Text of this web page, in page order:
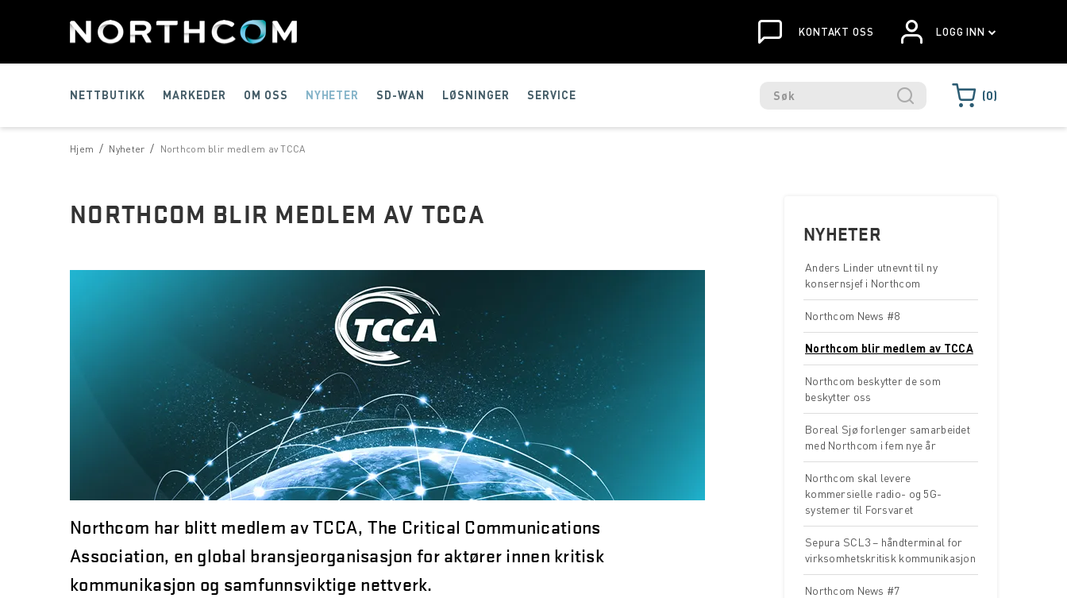
KONTAKT OSS LOGG INN
NETTBUTIKK MARKEDER OM OSS NYHETER SD-WAN LØSNINGER SERVICE 0
/
Hjem /
Nyheter Northcom blir medlem av TCCA
NYHETER
Anders Linder utnevnt til ny
konsernsjef i Northcom
Northcom News #8
Northcom blir medlem av TCCA
Northcom beskytter de som
beskytter oss
Boreal Sjø forlenger samarbeidet
med Northcom i fem nye år
Northcom skal levere
kommersielle radio- og 5G-
systemer til Forsvaret
Sepura SCL3 – håndterminal for
virksomhetskritisk kommunikasjon
Northcom News #7
NORTHCOM BLIR MEDLEM AV TCCA
Northcom har blitt medlem av TCCA, The Critical Communications
Association, en global bransjeorganisasjon for aktører innen kritisk
kommunikasjon og samfunnsviktige nettverk.